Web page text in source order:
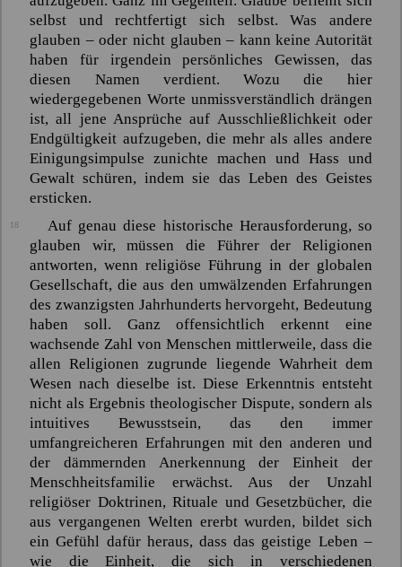
selbst und rechtfertigt sich selbst. Was andere
glauben – oder nicht glauben – kann keine Autorität
haben für irgendein persönliches Gewissen, das
diesen Namen verdient. Wozu die hier
wiedergegebenen Worte unmissverständlich drängen
ist, all jene Ansprüche auf Ausschließlichkeit oder
Endgültigkeit aufzugeben, die mehr als alles andere
Einigungsimpulse zunichte machen und Hass und
Gewalt schüren, indem sie das Leben des Geistes
ersticken.
18
Auf genau diese historische Herausforderung, so
glauben wir, müssen die Führer der Religionen
antworten, wenn religiöse Führung in der globalen
Gesellschaft, die aus den umwälzenden Erfahrungen
des zwanzigsten Jahrhunderts hervorgeht, Bedeutung
haben soll. Ganz offensichtlich erkennt eine
wachsende Zahl von Menschen mittlerweile, dass die
allen Religionen zugrunde liegende Wahrheit dem
Wesen nach dieselbe ist. Diese Erkenntnis entsteht
nicht als Ergebnis theologischer Dispute, sondern als
intuitives Bewusstsein, das den immer
umfangreicheren Erfahrungen mit den anderen und
der dämmernden Anerkennung der Einheit der
Menschheitsfamilie erwächst. Aus der Unzahl
religiöser Doktrinen, Rituale und Gesetzbücher, die
aus vergangenen Welten ererbt wurden, bildet sich
ein Gefühl dafür heraus, dass das geistige Leben –
wie die Einheit, die sich in verschiedenen